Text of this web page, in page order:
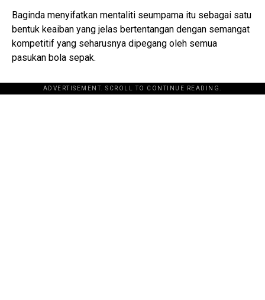
Baginda menyifatkan mentaliti seumpama itu sebagai satu
bentuk keaiban yang jelas bertentangan dengan semangat
kompetitif yang seharusnya dipegang oleh semua
pasukan bola sepak.
ADVERTISEMENT. SCROLL TO CONTINUE READING.